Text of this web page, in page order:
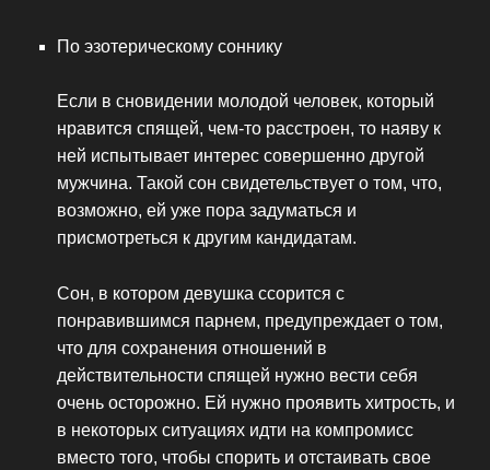
По эзотерическому соннику
Если в сновидении молодой человек, который
нравится спящей, чем-то расстроен, то наяву к
ней испытывает интерес совершенно другой
мужчина. Такой сон свидетельствует о том, что,
возможно, ей уже пора задуматься и
присмотреться к другим кандидатам.
Сон, в котором девушка ссорится с
понравившимся парнем, предупреждает о том,
что для сохранения отношений в
действительности спящей нужно вести себя
очень осторожно. Ей нужно проявить хитрость, и
в некоторых ситуациях идти на компромисс
вместо того, чтобы спорить и отстаивать свое